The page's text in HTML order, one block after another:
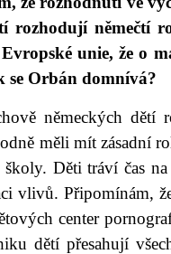
rozhodují němečtí
unie, že o
se Orbán domnívá?
německých dětí
měli mít zásadní
Děti tráví čas
vlivů. Připomínám,
center
dětí přesahují